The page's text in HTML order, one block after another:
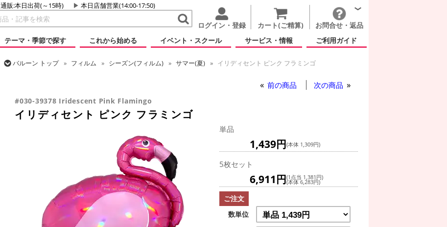
通販:本日出荷(～15時) 本日店舗営業(14:00-17:50)
ログイン・登録 カート(ご精算)
お問合せ・返品
テーマ・季節で探す
これから始める イベント・スクール サービス・情報 ご利用ガイド
バルーン トップ フィルム シーズン(フィルム) サマー(夏)
イリディセント ピンク フラミンゴ
前の商品 次の商品
#030-39378 Iridescent Pink Flamingo
イリディセント ピンク フラミンゴ
単品
1,439円(本体 1,309円)
5枚セット
6,911円(1点当 1,381円)
(本体 6,283円)
ご注文
数単位